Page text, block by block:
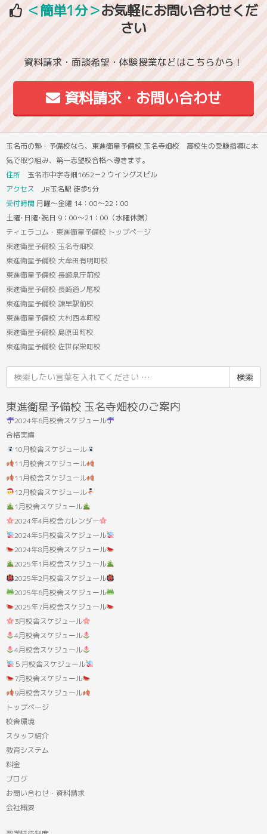
＜簡単1分＞お気軽にお問い合わせくだ
さい
資料請求・面談希望・体験授業などはこちらから！
資料請求・お問い合わせ
玉名市の塾・予備校なら、東進衛星予備校 玉名寺畑校 高校生の受験指導に本
気で取り組み、第一志望校合格へ導きます。
住所 玉名市中字寺畑1652－2 ウイングスビル
アクセス JR玉名駅 徒歩5分
受付時間 月曜～金曜 14：00～22：00
土曜･日曜･祝日 9：00～21：00（水曜休館）
ティエラコム・東進衛星予備校 トップページ
東進衛星予備校 玉名寺畑校
東進衛星予備校 大牟田有明町校
東進衛星予備校 長崎県庁前校
東進衛星予備校 長崎道ノ尾校
東進衛星予備校 諫早駅前校
東進衛星予備校 大村西本町校
東進衛星予備校 島原田町校
東進衛星予備校 佐世保栄町校
索
結
果:
東進衛星予備校 玉名寺畑校のご案内
2024年6月校舎スケジュール
合格実績
10月校舎スケジュール
11月校舎スケジュール
11月校舎スケジュール
12月校舎スケジュール
1月校舎スケジュール
2024年4月校舎カレンダー
2024年5月校舎スケジュール
2024年8月校舎スケジュール
2025年1月校舎スケジュール
2025年2月校舎スケジュール
2025年6月校舎スケジュール
2025年7月校舎スケジュール
3月校舎スケジュール
4月校舎スケジュール
4月校舎スケジュール
５月校舎スケジュール
7月校舎スケジュール
9月校舎スケジュール
トップページ
校舎環境
スタッフ紹介
教育システム
料金
ブログ
お問い合わせ・資料請求
会社概要